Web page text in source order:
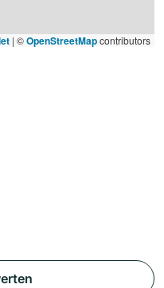
| ©OpenStreetMapcontributors